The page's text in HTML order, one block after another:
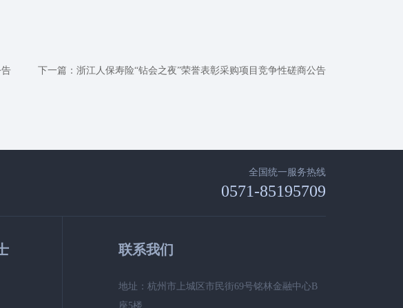
下一篇： 浙江人保寿险“钻会之夜”荣誉表彰采购项目竞争性磋商公告
全国统一服务热线
0571-85195709
联系我们
地址：杭州市上城区市民街69号铭林金融中心B
座5楼